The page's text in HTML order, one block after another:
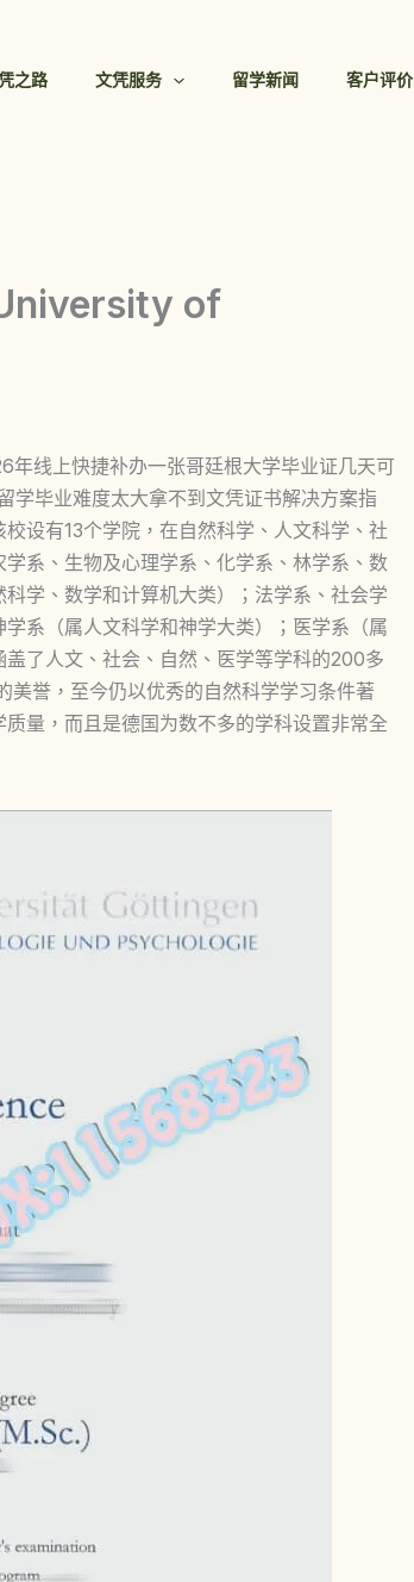
之路 文凭服务 留学新闻 客户评价
of
线上快捷补办一张哥廷根大学毕业证几天可
毕业难度太大拿不到文凭证书解决方案指
设有13个学院，在自然科学、人文科学、社
系、生物及心理学系、化学系、林学系、数
学、数学和计算机大类）；法学系、社会学
系（属人文科学和神学大类）；医学系（属
了人文、社会、自然、医学等学科的200多
美誉，至今仍以优秀的自然科学学习条件著
量，而且是德国为数不多的学科设置非常全